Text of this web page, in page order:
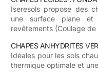
Iseresols propose des
une surface plane
revêtements (Coulage
CHAPES ANHYDRITES
Idéales pour les sols
thermique optimale et